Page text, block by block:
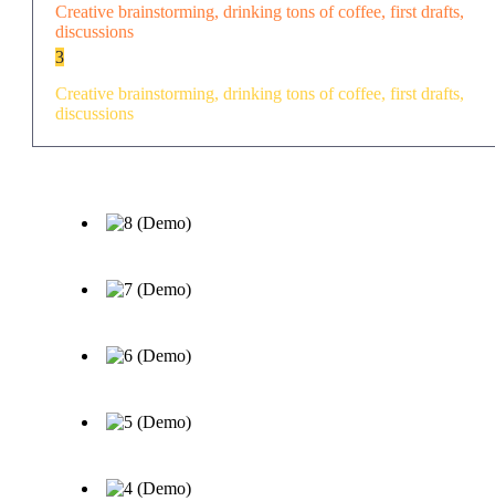
Creative brainstorming, drinking tons of coffee, first drafts,
discussions
3
Creative brainstorming, drinking tons of coffee, first drafts,
discussions